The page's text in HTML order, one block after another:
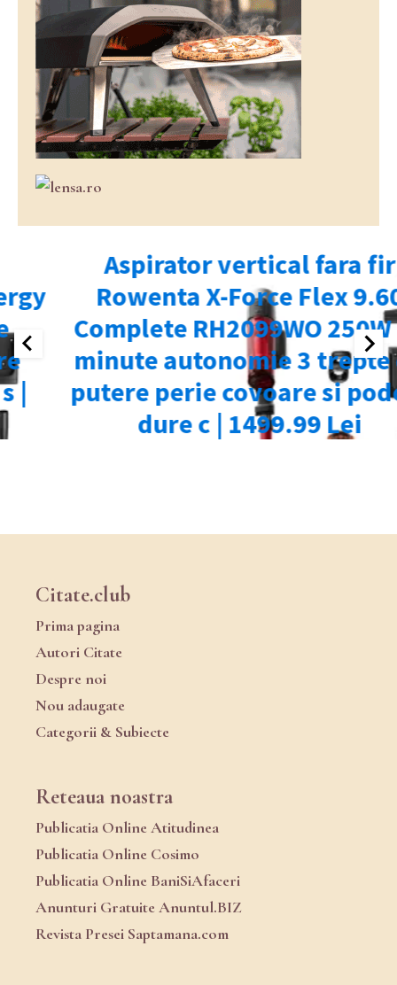
Citate.club
Prima pagina
Autori Citate
Despre noi
Nou adaugate
Categorii & Subiecte
Reteaua noastra
Publicatia Online Atitudinea
Publicatia Online Cosimo
Publicatia Online BaniSiAfaceri
Anunturi Gratuite Anuntul.BIZ
Revista Presei Saptamana.com